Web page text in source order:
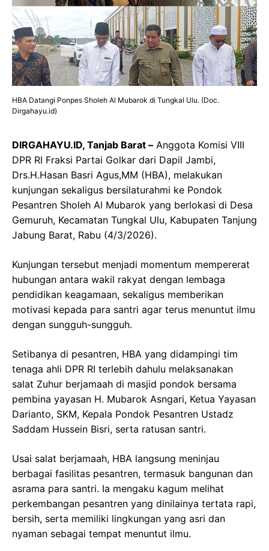
HBA Datangi Ponpes Sholeh Al Mubarok di Tungkal Ulu. (Doc.
Dirgahayu.id)
DIRGAHAYU.ID, Tanjab Barat – Anggota Komisi VIII
DPR RI Fraksi Partai Golkar dari Dapil Jambi,
Drs.H.Hasan Basri Agus,MM (HBA), melakukan
kunjungan sekaligus bersilaturahmi ke Pondok
Pesantren Sholeh Al Mubarok yang berlokasi di Desa
Gemuruh, Kecamatan Tungkal Ulu, Kabupaten Tanjung
Jabung Barat, Rabu (4/3/2026).
Kunjungan tersebut menjadi momentum mempererat
hubungan antara wakil rakyat dengan lembaga
pendidikan keagamaan, sekaligus memberikan
motivasi kepada para santri agar terus menuntut ilmu
dengan sungguh-sungguh.
Setibanya di pesantren, HBA yang didampingi tim
tenaga ahli DPR RI terlebih dahulu melaksanakan
salat Zuhur berjamaah di masjid pondok bersama
pembina yayasan H. Mubarok Asngari, Ketua Yayasan
Darianto, SKM, Kepala Pondok Pesantren Ustadz
Saddam Hussein Bisri, serta ratusan santri.
Usai salat berjamaah, HBA langsung meninjau
berbagai fasilitas pesantren, termasuk bangunan dan
asrama para santri. Ia mengaku kagum melihat
perkembangan pesantren yang dinilainya tertata rapi,
bersih, serta memiliki lingkungan yang asri dan
nyaman sebagai tempat menuntut ilmu.